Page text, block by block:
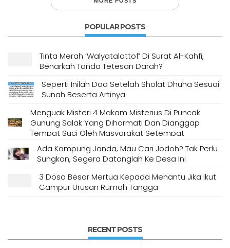
POPULAR POSTS
Tinta Merah ‘Walyatalattof’ Di Surat Al-Kahfi,
Benarkah Tanda Tetesan Darah?
Seperti Inilah Doa Setelah Sholat Dhuha Sesuai
Sunah Beserta Artinya
Menguak Misteri 4 Makam Misterius Di Puncak
Gunung Salak Yang Dihormati Dan Dianggap
Tempat Suci Oleh Masyarakat Setempat
Ada Kampung Janda, Mau Cari Jodoh? Tak Perlu
Sungkan, Segera Datanglah Ke Desa Ini
3 Dosa Besar Mertua Kepada Menantu Jika Ikut
Campur Urusan Rumah Tangga
RECENT POSTS